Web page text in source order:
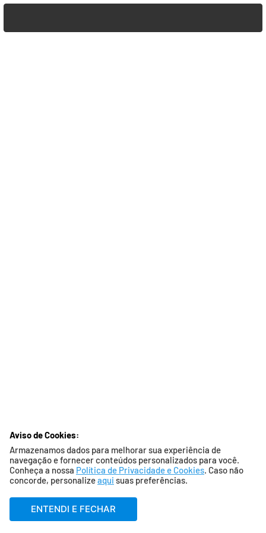
Aviso de Cookies:
Armazenamos dados para melhorar sua experiência de
navegação e fornecer conteúdos personalizados para você.
Conheça a nossa Política de Privacidade e Cookies. Caso não
concorde, personalizeaqui suas preferências.
ENTENDI E FECHAR